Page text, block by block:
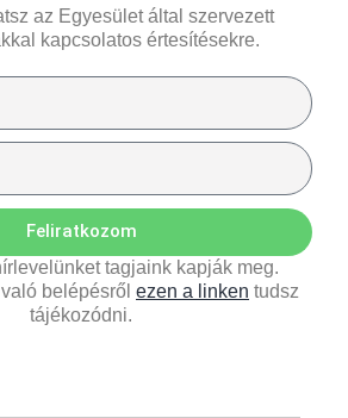
az Egyesület által szervezett
kapcsolatos értesítésekre.
Feliratkozom
tagjaink kapják meg.
belépésről ezen a linken tudsz
tájékozódni.